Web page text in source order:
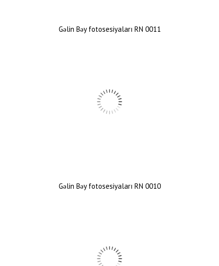
Gəlin Bəy fotosesiyaları RN 0011
Gəlin Bəy fotosesiyaları RN 0010